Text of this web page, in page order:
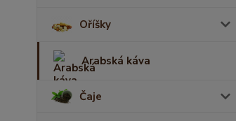
Oříšky
Arabská káva
Čaje